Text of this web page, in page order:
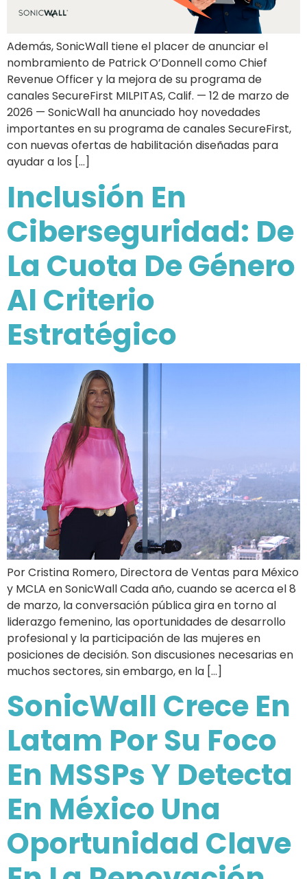
Además, SonicWall tiene el placer de anunciar el
nombramiento de Patrick O’Donnell como Chief
Revenue Officer y la mejora de su programa de
canales SecureFirst MILPITAS, Calif. — 12 de marzo de
2026 — SonicWall ha anunciado hoy novedades
importantes en su programa de canales SecureFirst,
con nuevas ofertas de habilitación diseñadas para
ayudar a los […]
Inclusión En
Ciberseguridad: De
La Cuota De Género
Al Criterio
Estratégico
Por Cristina Romero, Directora de Ventas para México
y MCLA en SonicWall Cada año, cuando se acerca el 8
de marzo, la conversación pública gira en torno al
liderazgo femenino, las oportunidades de desarrollo
profesional y la participación de las mujeres en
posiciones de decisión. Son discusiones necesarias en
muchos sectores, sin embargo, en la […]
SonicWall Crece En
Latam Por Su Foco
En MSSPs Y Detecta
En México Una
Oportunidad Clave